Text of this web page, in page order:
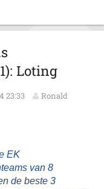
Loting
23:33
Ronald
EK
van 8
de beste 3